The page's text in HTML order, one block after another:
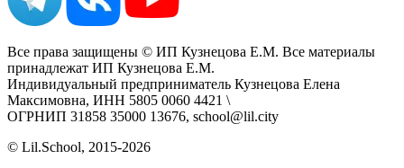
Все права защищены © ИП Кузнецова Е.М. Все материалы
принадлежат ИП Кузнецова Е.М.
Индивидуальный предприниматель Кузнецова Елена
Максимовна, ИНН 5805 0060 4421 \
ОГРНИП 31858 35000 13676, school@lil.city
© Lil.School, 2015‐2026